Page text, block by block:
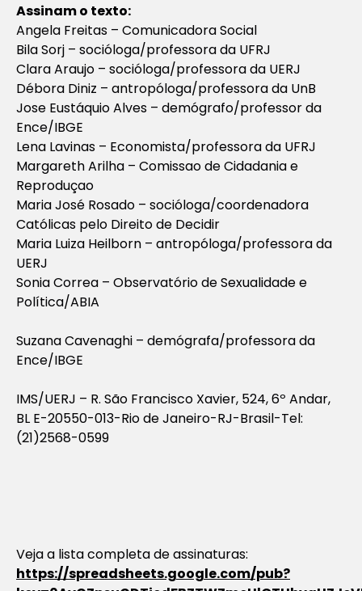
Assinam o texto:
Angela Freitas – Comunicadora Social
Bila Sorj – socióloga/professora da UFRJ
Clara Araujo – socióloga/professora da UERJ
Débora Diniz – antropóloga/professora da UnB
Jose Eustáquio Alves – demógrafo/professor da
Ence/IBGE
Lena Lavinas – Economista/professora da UFRJ
Margareth Arilha – Comissao de Cidadania e
Reproduçao
Maria José Rosado – socióloga/coordenadora
Católicas pelo Direito de Decidir
Maria Luiza Heilborn – antropóloga/professora da
UERJ
Sonia Correa – Observatório de Sexualidade e
Política/ABIA
Suzana Cavenaghi – demógrafa/professora da
Ence/IBGE
IMS/UERJ – R. São Francisco Xavier, 524, 6º Andar,
BL E-20550-013-Rio de Janeiro-RJ-Brasil-Tel:
(21)2568-0599
Veja a lista completa de assinaturas:
https://spreadsheets.google.com/pub?